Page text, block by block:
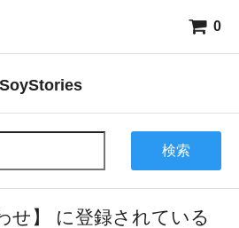
0
SoyStories
検索
せ】 に登録されている